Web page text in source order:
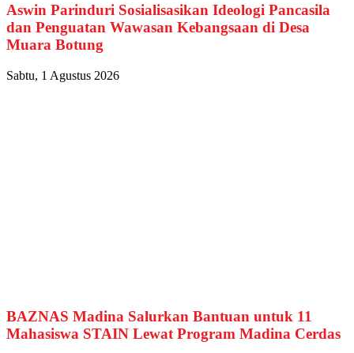
Aswin Parinduri Sosialisasikan Ideologi Pancasila
dan Penguatan Wawasan Kebangsaan di Desa
Muara Botung
Sabtu, 1 Agustus 2026
BAZNAS Madina Salurkan Bantuan untuk 11
Mahasiswa STAIN Lewat Program Madina Cerdas